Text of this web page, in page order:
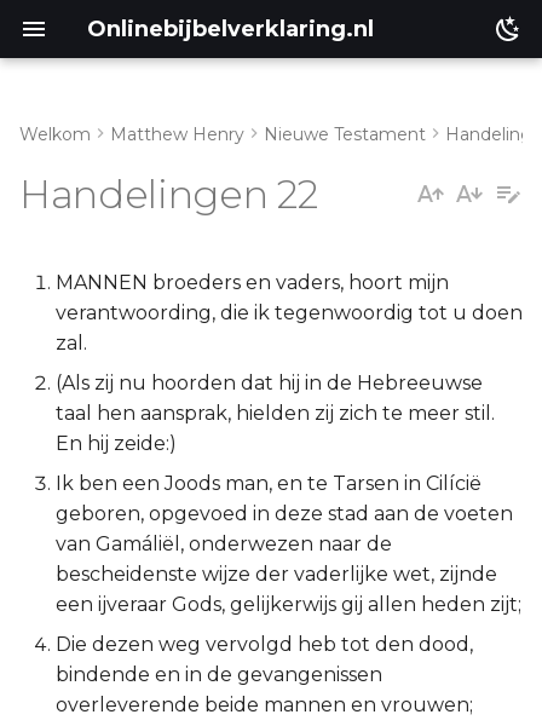
Onlinebijbelverklaring.nl
Leviticus
Numeri
Deuteronomium
Richteren
Ruth
1 Samuël
2 Samuël
Handelingen 22:1-2
Handelingen 22:3-21
Handelingen 22:22-30
Welkom Matthew Henry Nieuwe Testament
Handelingen 22
MANNEN broeders en vaders, hoort mijn
verantwoording, die ik tegenwoordig tot u doen
zal.
(Als zij nu hoorden dat hij in de Hebreeuwse
taal hen aansprak, hielden zij zich te meer stil.
En hij zeide:)
Ik ben een Joods man, en te Tarsen in Cilícië
geboren, opgevoed in deze stad aan de voeten
van Gamáliël, onderwezen naar de
bescheidenste wijze der vaderlijke wet, zijnde
een ijveraar Gods, gelijkerwijs gij allen heden zijt;
Die dezen weg vervolgd heb tot den dood,
bindende en in de gevangenissen
overleverende beide mannen en vrouwen;